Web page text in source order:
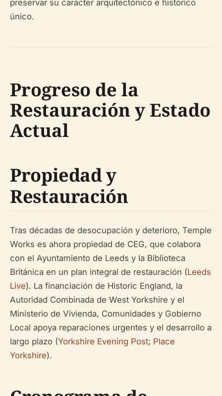
preservar su carácter arquitectónico e histórico
único.
Progreso de la
Restauración y Estado
Actual
Propiedad y
Restauración
Tras décadas de desocupación y deterioro, Temple
Works es ahora propiedad de CEG, que colabora
con el Ayuntamiento de Leeds y la Biblioteca
Británica en un plan integral de restauración (Leeds
Live). La financiación de Historic England, la
Autoridad Combinada de West Yorkshire y el
Ministerio de Vivienda, Comunidades y Gobierno
Local apoya reparaciones urgentes y el desarrollo a
largo plazo (Yorkshire Evening Post; Place
Yorkshire).